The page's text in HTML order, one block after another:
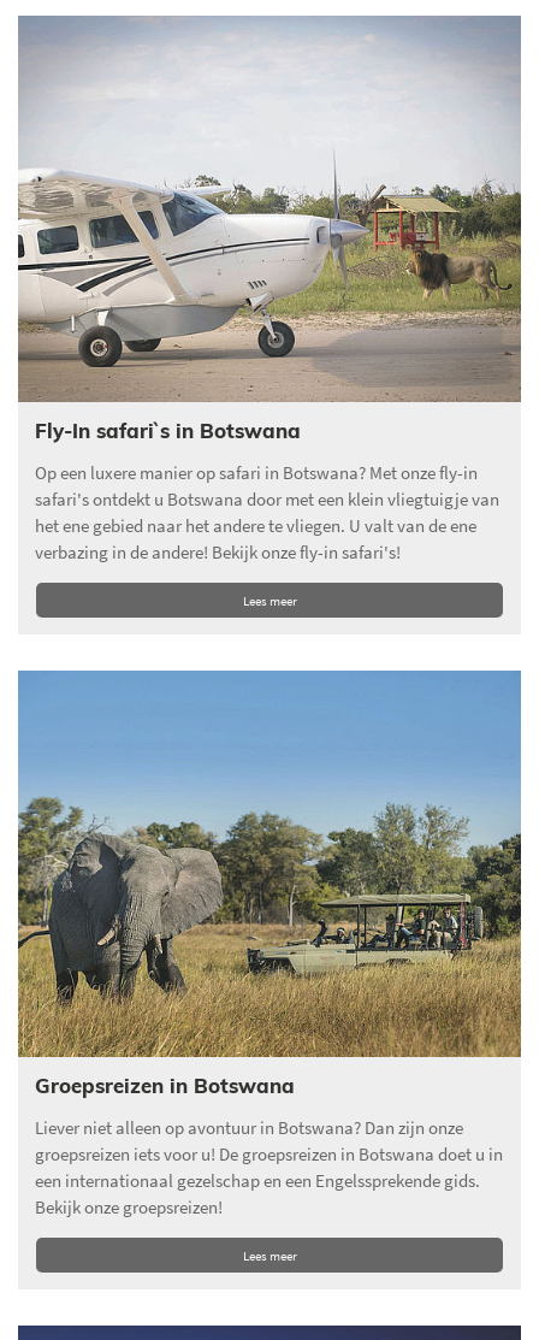
Fly-In safari`s in Botswana
Op een luxere manier op safari in Botswana? Met onze fly-in
safari's ontdekt u Botswana door met een klein vliegtuigje van
het ene gebied naar het andere te vliegen. U valt van de ene
verbazing in de andere! Bekijk onze fly-in safari's!
Lees meer
Groepsreizen in Botswana
Liever niet alleen op avontuur in Botswana? Dan zijn onze
groepsreizen iets voor u! De groepsreizen in Botswana doet u in
een internationaal gezelschap en een Engelssprekende gids.
Bekijk onze groepsreizen!
Lees meer